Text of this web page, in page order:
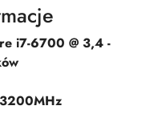
i7-6700 @ 3,4 -
3200MHz